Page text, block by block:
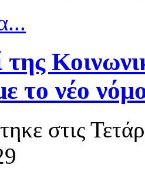
της
το νέο
στις